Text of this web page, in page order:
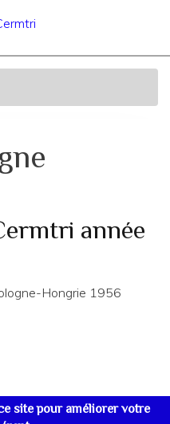
site pour améliorer votre
année
Hongrie 1956